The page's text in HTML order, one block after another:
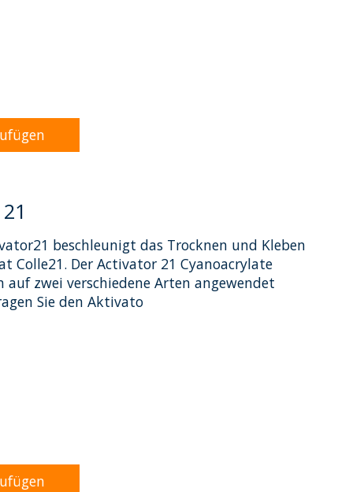
ist
beschleunigt das Trocknen und Kleben
Colle21. Der Activator 21 Cyanoacrylate
auf zwei verschiedene Arten angewendet
Sie den Aktivato
ist